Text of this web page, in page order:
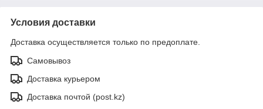
Условия доставки
Доставка осуществляется только по предоплате.
Самовывоз
Доставка курьером
Доставка почтой (post.kz)